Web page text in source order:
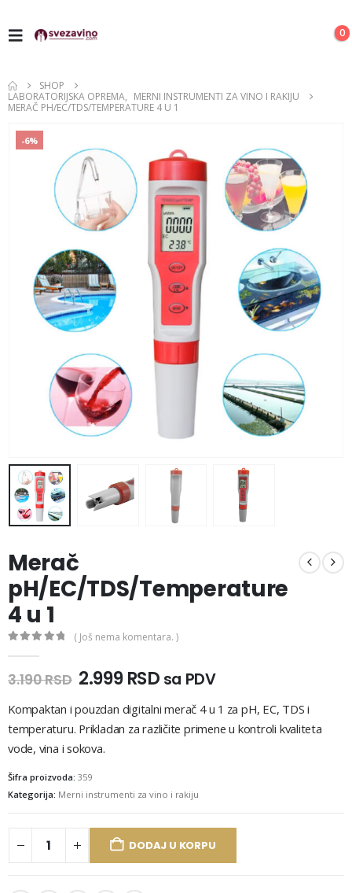
0
SHOP
LABORATORIJSKA OPREMA, MERNI INSTRUMENTI ZA VINO I RAKIJU
MERAČ PH/EC/TDS/TEMPERATURE 4 U 1
-6%
Merač
pH/EC/TDS/Temperature
4 u 1
( Još nema komentara. )
3.190RSD Originalna
je
bila:
3.190 RSD.
2.999RSDTrenutna
je:
2.999 RSD.
sa PDV
Kompaktan i pouzdan digitalni merač 4 u 1 za pH, EC, TDS i
temperaturu. Prikladan za različite primene u kontroli kvaliteta
vode, vina i sokova.
Šifra proizvoda: 359
Kategorija: Merni instrumenti za vino i rakiju
DODAJ U KORPU